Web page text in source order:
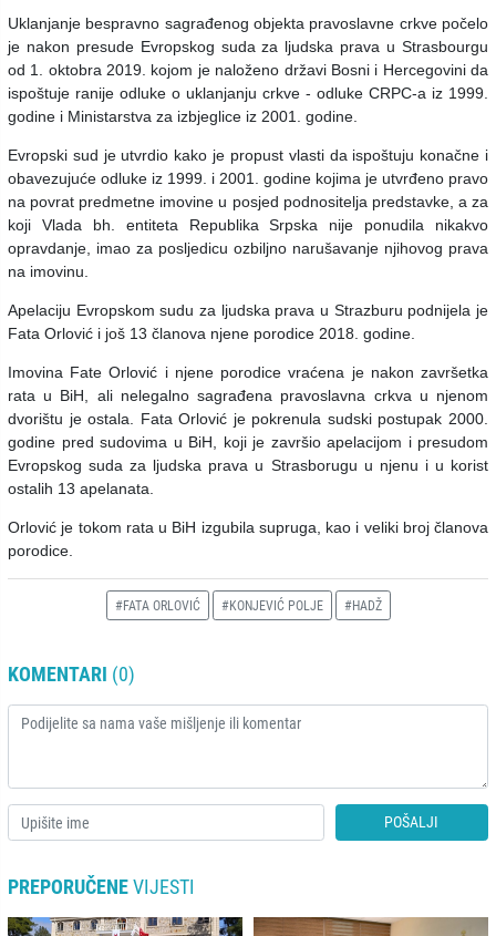
Uklanjanje bespravno sagrađenog objekta pravoslavne crkve počelo
je nakon presude Evropskog suda za ljudska prava u Strasbourgu
od 1. oktobra 2019. kojom je naloženo državi Bosni i Hercegovini da
ispoštuje ranije odluke o uklanjanju crkve - odluke CRPC-a iz 1999.
godine i Ministarstva za izbjeglice iz 2001. godine.
Evropski sud je utvrdio kako je propust vlasti da ispoštuju konačne i
obavezujuće odluke iz 1999. i 2001. godine kojima je utvrđeno pravo
na povrat predmetne imovine u posjed podnositelja predstavke, a za
koji Vlada bh. entiteta Republika Srpska nije ponudila nikakvo
opravdanje, imao za posljedicu ozbiljno narušavanje njihovog prava
na imovinu.
Apelaciju Evropskom sudu za ljudska prava u Strazburu podnijela je
Fata Orlović i još 13 članova njene porodice 2018. godine.
Imovina Fate Orlović i njene porodice vraćena je nakon završetka
rata u BiH, ali nelegalno sagrađena pravoslavna crkva u njenom
dvorištu je ostala. Fata Orlović je pokrenula sudski postupak 2000.
godine pred sudovima u BiH, koji je završio apelacijom i presudom
Evropskog suda za ljudska prava u Strasborugu u njenu i u korist
ostalih 13 apelanata.
Orlović je tokom rata u BiH izgubila supruga, kao i veliki broj članova
porodice.
#FATA ORLOVIĆ #KONJEVIĆ POLJE #HADŽ
KOMENTARI (0)
POŠALJI
PREPORUČENEVIJESTI